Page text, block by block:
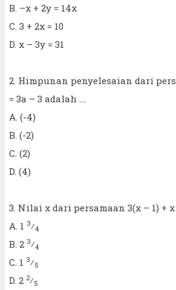
B. –x + 2y = 14x
C. 3 + 2x = 10
D. x – 3y = 31
2. Himpunan penyelesaian dari
= 3a – 3 adalah ....
A. (-4)
B. (-2)
C. (2)
D. (4)
3. Nilai x dari persamaan 3(x – 1) + x
A. 1 3⁄4
B. 2 3⁄4
C. 1 3⁄5
D. 2 2⁄5